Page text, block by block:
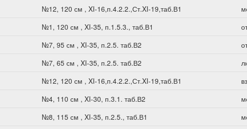
№12, 120 см , XI-16,п.4.2.2.,Ст.XI-19,таб.В1
№1, 120 см , XI-35, п.1.5.3., таб.В1
№7, 95 см , XI-35, п.2.5. таб.В2
№7, 65 см , XI-35, п.2.5. таб.В2
№12, 120 см , XI-16,п.4.2.2.,Ст.XI-19,таб.В1
№4, 110 см , XI-30, п.3.1. таб.В2
№8, 115 см , XI-35, п.2.5., таб.В1